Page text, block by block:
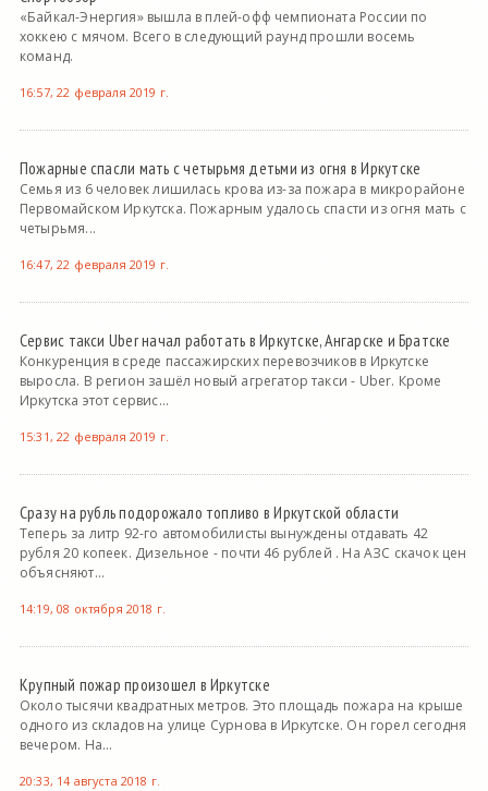
«Байкал-Энергия» вышла в плей-офф чемпионата России по
хоккею с мячом. Всего в следующий раунд прошли восемь
команд.
16:57, 22 февраля 2019 г.
Пожарные спасли мать с четырьмя детьми из огня в Иркутске
Семья из 6 человек лишилась крова из-за пожара в микрорайоне
Первомайском Иркутска. Пожарным удалось спасти из огня мать с
четырьмя...
16:47, 22 февраля 2019 г.
Сервис такси Uber начал работать в Иркутске, Ангарске и Братске
Конкуренция в среде пассажирских перевозчиков в Иркутске
выросла. В регион зашёл новый агрегатор такси - Uber. Кроме
Иркутска этот сервис...
15:31, 22 февраля 2019 г.
Сразу на рубль подорожало топливо в Иркутской области
Теперь за литр 92-го автомобилисты вынуждены отдавать 42
рубля 20 копеек. Дизельное - почти 46 рублей . На АЗС скачок цен
объясняют...
14:19, 08 октября 2018 г.
Крупный пожар произошел в Иркутске
Около тысячи квадратных метров. Это площадь пожара на крыше
одного из складов на улице Сурнова в Иркутске. Он горел сегодня
вечером. На...
20:33, 14 августа 2018 г.